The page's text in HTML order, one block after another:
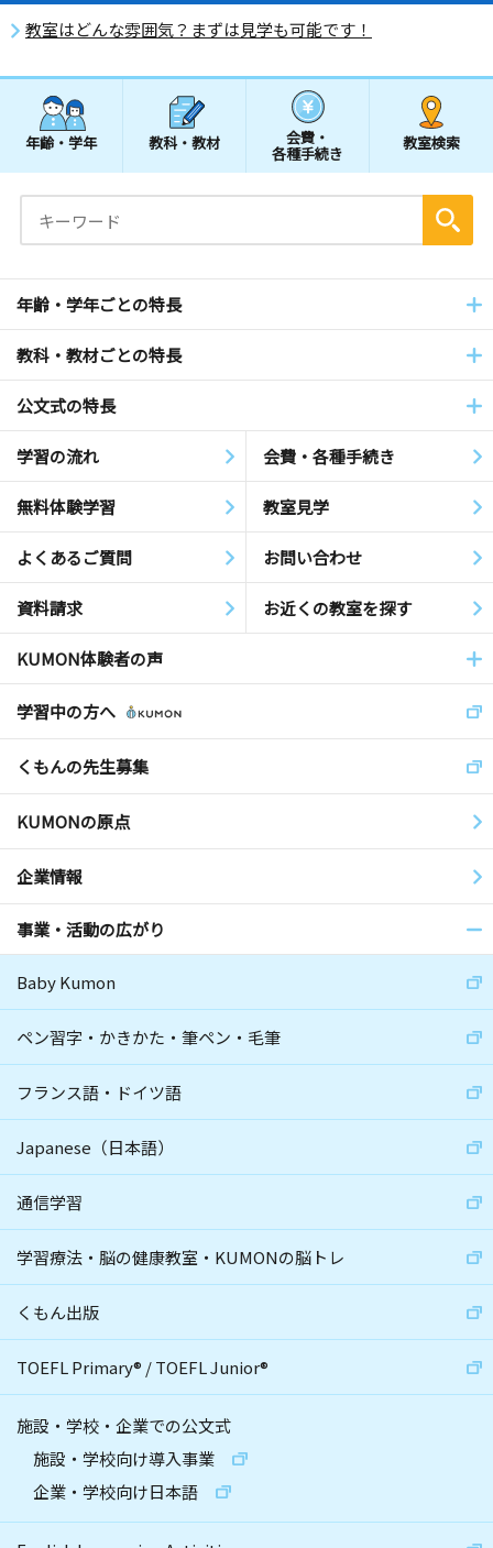
教室はどんな雰囲気？まずは見学も可能です！
年齢・学年 教科・教材 会費・
各種手続き
教室検索
年齢・学年ごとの特長
教科・教材ごとの特長
公文式の特長
学習の流れ 会費・各種手続き
無料体験学習 教室見学
よくあるご質問 お問い合わせ
資料請求 お近くの教室を探す
KUMON体験者の声
学習中の方へ
くもんの先生募集
KUMONの原点
企業情報
事業・活動の広がり
Baby Kumon
ペン習字・かきかた・筆ペン・毛筆
フランス語・ドイツ語
Japanese（日本語）
通信学習
学習療法・脳の健康教室・KUMONの脳トレ
くもん出版
TOEFL Primary® /TOEFL Junior®
施設・学校・企業での公文式
施設・学校向け導入事業
企業・学校向け日本語